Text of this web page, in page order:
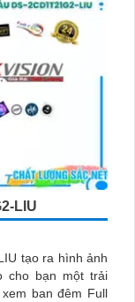
LIU
tạo ra hình ảnh
cho bạn một trải